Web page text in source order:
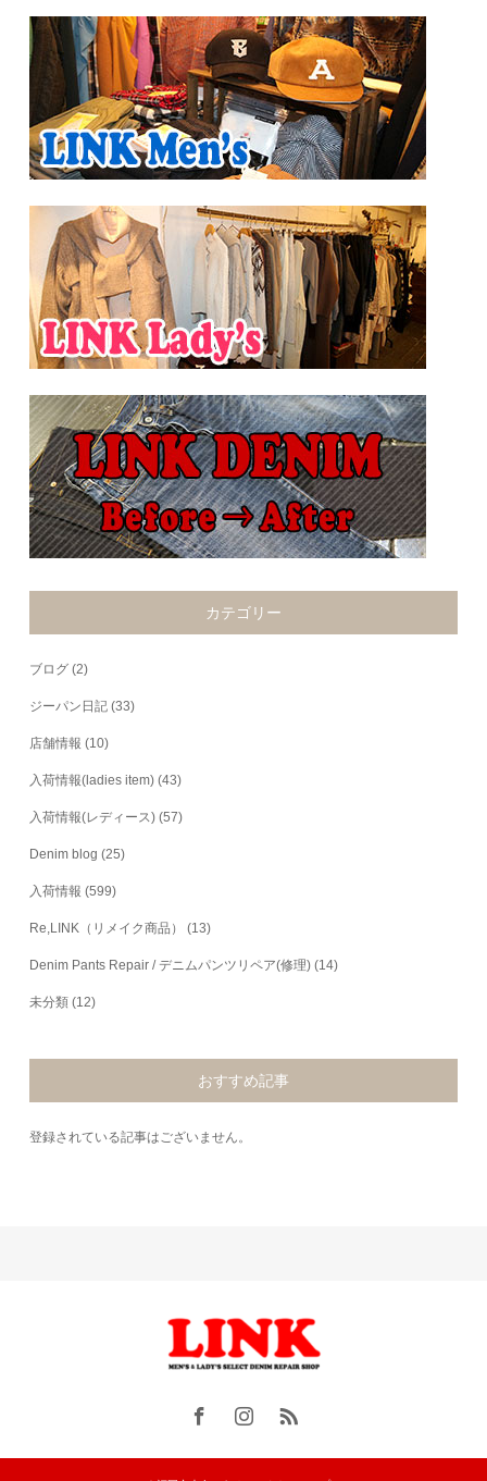
カテゴリー
ブログ (2)
ジーパン日記 (33)
店舗情報 (10)
入荷情報(ladies item) (43)
入荷情報(レディース) (57)
Denim blog (25)
入荷情報 (599)
Re,LINK（リメイク商品） (13)
Denim Pants Repair / デニムパンツリペア(修理) (14)
未分類 (12)
おすすめ記事
登録されている記事はございません。